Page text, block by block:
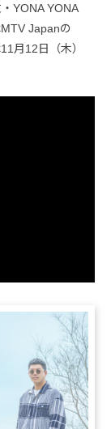
YONA YONA
Japanの
月12日（木）